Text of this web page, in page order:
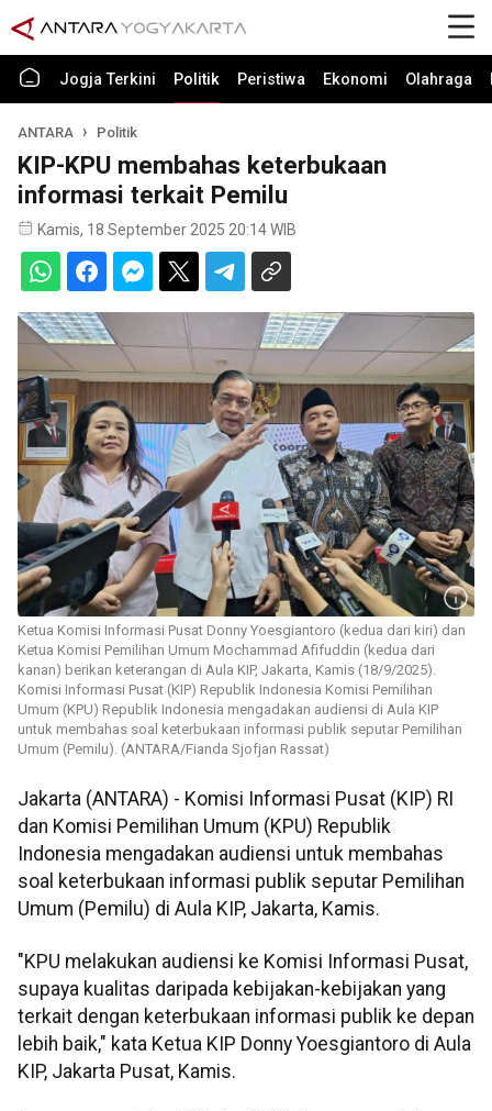
Jogja Terkini Politik Peristiwa Ekonomi Olahraga
ANTARA Politik
KIP-KPU membahas keterbukaan
informasi terkait Pemilu
Kamis, 18 September 2025 20:14 WIB
Ketua Komisi Informasi Pusat Donny Yoesgiantoro (kedua dari kiri) dan
Ketua Komisi Pemilihan Umum Mochammad Afifuddin (kedua dari
kanan) berikan keterangan di Aula KIP, Jakarta, Kamis (18/9/2025).
Komisi Informasi Pusat (KIP) Republik Indonesia Komisi Pemilihan
Umum (KPU) Republik Indonesia mengadakan audiensi di Aula KIP
untuk membahas soal keterbukaan informasi publik seputar Pemilihan
Umum (Pemilu). (ANTARA/Fianda Sjofjan Rassat)
Jakarta (ANTARA) - Komisi Informasi Pusat (KIP) RI
dan Komisi Pemilihan Umum (KPU) Republik
Indonesia mengadakan audiensi untuk membahas
soal keterbukaan informasi publik seputar Pemilihan
Umum (Pemilu) di Aula KIP, Jakarta, Kamis.
"KPU melakukan audiensi ke Komisi Informasi Pusat,
supaya kualitas daripada kebijakan-kebijakan yang
terkait dengan keterbukaan informasi publik ke depan
lebih baik," kata Ketua KIP Donny Yoesgiantoro di Aula
KIP, Jakarta Pusat, Kamis.